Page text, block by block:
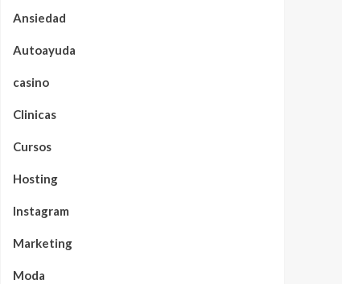
Ansiedad
Autoayuda
casino
Clinicas
Cursos
Hosting
Instagram
Marketing
Moda